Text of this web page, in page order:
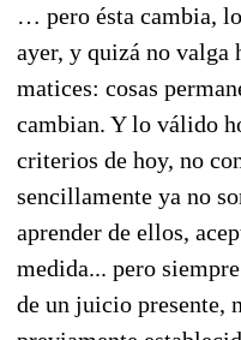
… pero ésta cambia,
ayer, y quizá no valga
matices: cosas
cambian. Y lo válido
criterios de hoy, no
sencillamente ya no
aprender de ellos,
medida... pero
de un juicio presente,